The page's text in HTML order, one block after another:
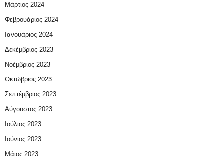
Μάρτιος 2024
Φεβρουάριος 2024
Ιανουάριος 2024
Δεκέμβριος 2023
Νοέμβριος 2023
Οκτώβριος 2023
Σεπτέμβριος 2023
Αύγουστος 2023
Ιούλιος 2023
Ιούνιος 2023
Μάιος 2023